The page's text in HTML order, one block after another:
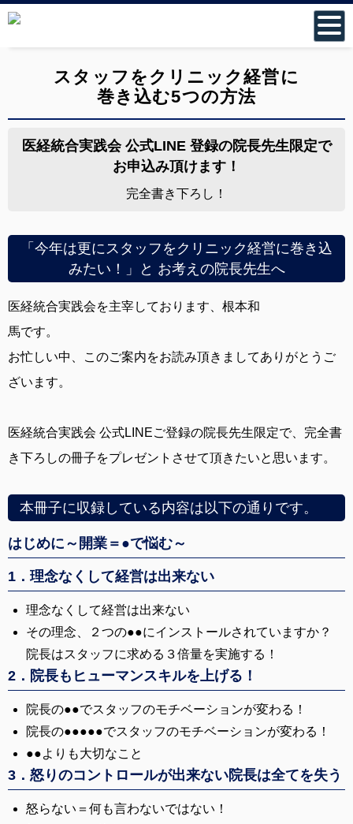
スタッフをクリニック経営に
巻き込む5つの方法
医経統合実践会 公式LINE 登録の院長先生限定で
お申込み頂けます！
完全書き下ろし！
「今年は更にスタッフをクリニック経営に巻き込
みたい！」と お考えの院長先生へ
医経統合実践会を主宰しております、根本和
馬です。
お忙しい中、このご案内をお読み頂きましてありがとうご
ざいます。
医経統合実践会 公式LINEご登録の院長先生限定で、完全書
き下ろしの冊子をプレゼントさせて頂きたいと思います。
本冊子に収録している内容は以下の通りです。
はじめに～開業＝●で悩む～
1．理念なくして経営は出来ない
理念なくして経営は出来ない
その理念、２つの●●にインストールされていますか？
院長はスタッフに求める３倍量を実施する！
2．院長もヒューマンスキルを上げる！
院長の●●でスタッフのモチベーションが変わる！
院長の●●●●●でスタッフのモチベーションが変わる！
●●よりも大切なこと
3．怒りのコントロールが出来ない院長は全てを失う
怒らない＝何も言わないではない！